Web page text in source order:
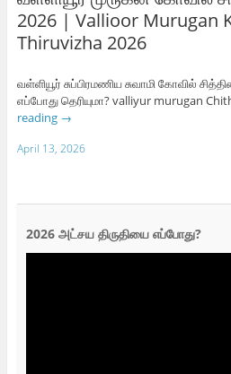
2026 | Vallioor Murugan
Thiruvizha 2026
வள்ளியூர் சுப்பிரமணிய சுவாமி கோவில்
எப்போது தெரியுமா? valliyur murugan
reading →
April 13, 2026
2026 அட்சய திருதியை எப்போது?